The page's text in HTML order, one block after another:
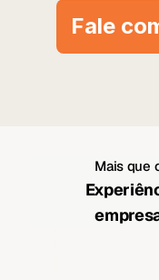
Fale
Mais que